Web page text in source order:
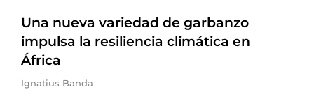
Una nueva variedad de garbanzo
impulsa la resiliencia climática en
África
Ignatius Banda